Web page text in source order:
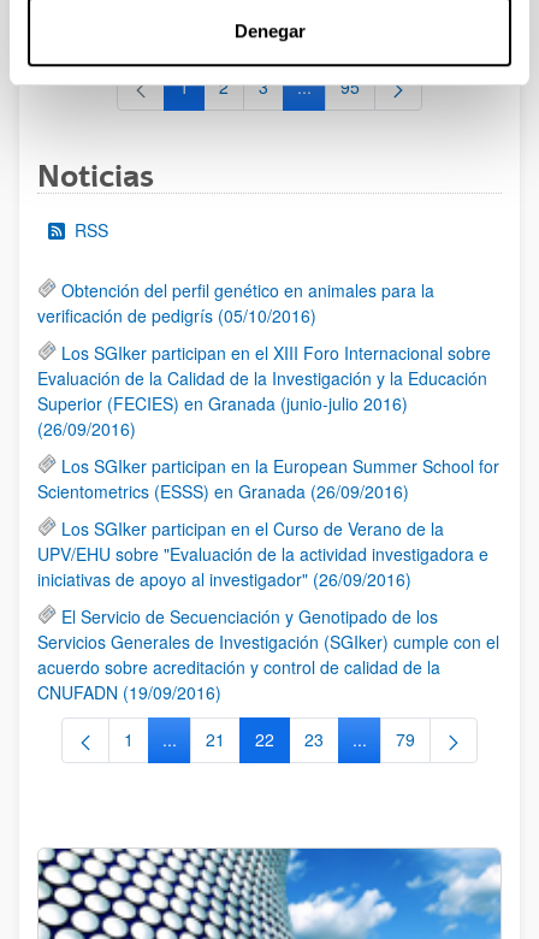
Denegar
Página
1 Página
2 Página
3 ...Páginas intermedias Use TAB
Página
95
Noticias
RSS
Obtención del perfil genético en animales para la
verificación de pedigrís (05/10/2016)
Los SGIker participan en el XIII Foro Internacional sobre
Evaluación de la Calidad de la Investigación y la Educación
Superior (FECIES) en Granada (junio-julio 2016)
(26/09/2016)
Los SGIker participan en la European Summer School for
Scientometrics (ESSS) en Granada (26/09/2016)
Los SGIker participan en el Curso de Verano de la
UPV/EHU sobre "Evaluación de la actividad investigadora e
iniciativas de apoyo al investigador" (26/09/2016)
El Servicio de Secuenciación y Genotipado de los
Servicios Generales de Investigación (SGIker) cumple con el
acuerdo sobre acreditación y control de calidad de la
CNUFADN (19/09/2016)
Página
1 ...Páginas intermedias Use TAB para desplazarse.
Página
21 Página
22 Página
23 ...Páginas intermedias
Página
79